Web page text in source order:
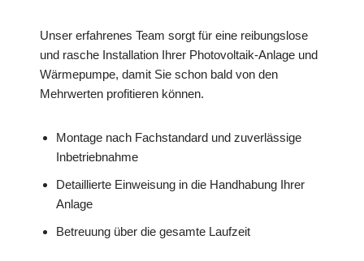
Unser erfahrenes Team sorgt für eine reibungslose
und rasche Installation Ihrer Photovoltaik-Anlage und
Wärmepumpe, damit Sie schon bald von den
Mehrwerten profitieren können.
Montage nach Fachstandard und zuverlässige
Inbetriebnahme
Detaillierte Einweisung in die Handhabung Ihrer
Anlage
Betreuung über die gesamte Laufzeit